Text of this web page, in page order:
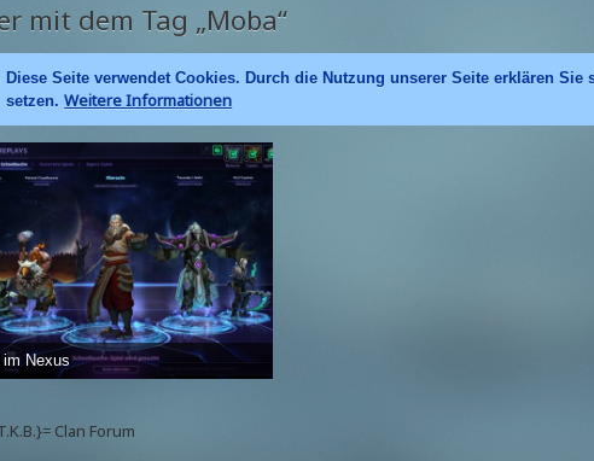
mit dem Tag „Moba“
Diese Seite verwendet Cookies. Durch die Nutzung unserer Seite erklären
setzen.Weitere Informationen
Nexus
-3. März 2016
Clan Forum